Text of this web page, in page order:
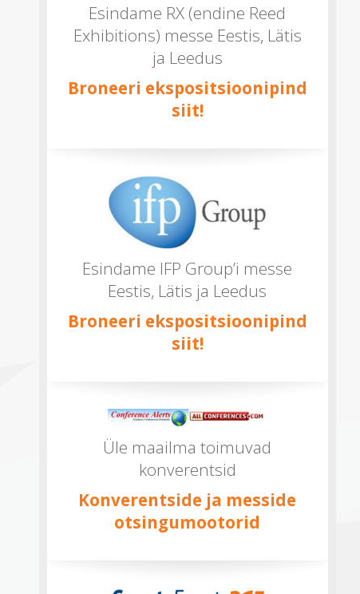
Esindame RX (endine Reed
Exhibitions) messe Eestis, Lätis
ja Leedus
Broneeri ekspositsioonipind
siit!
Esindame IFP Group’i messe
Eestis, Lätis ja Leedus
Broneeri ekspositsioonipind
siit!
Üle maailma toimuvad
konverentsid
Konverentside ja messide
otsingumootorid